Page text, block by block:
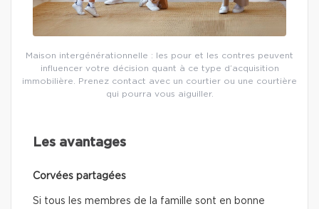
Maison intergénérationnelle : les pour et les contres peuvent
influencer votre décision quant à ce type d’acquisition
immobilière. Prenez contact avec un courtier ou une courtière
qui pourra vous aiguiller.
Les avantages
Corvées partagées
Si tous les membres de la famille sont en bonne